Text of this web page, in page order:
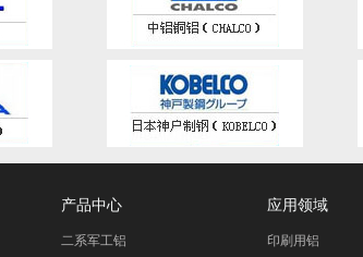
产品中心
二系军工铝
应用领域
印刷用铝